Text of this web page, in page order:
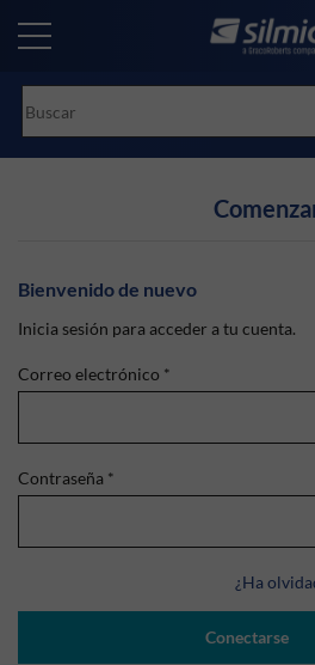
main
Bienvenido de nuevo
Inicia sesión para acceder a tu cuenta.
Correo electrónico *
Contraseña *
¿Ha
Conectarse